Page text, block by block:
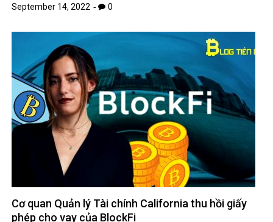
September 14, 2022 0
Cơ quan Quản lý Tài chính California thu hồi giấy
phép cho vay của BlockFi